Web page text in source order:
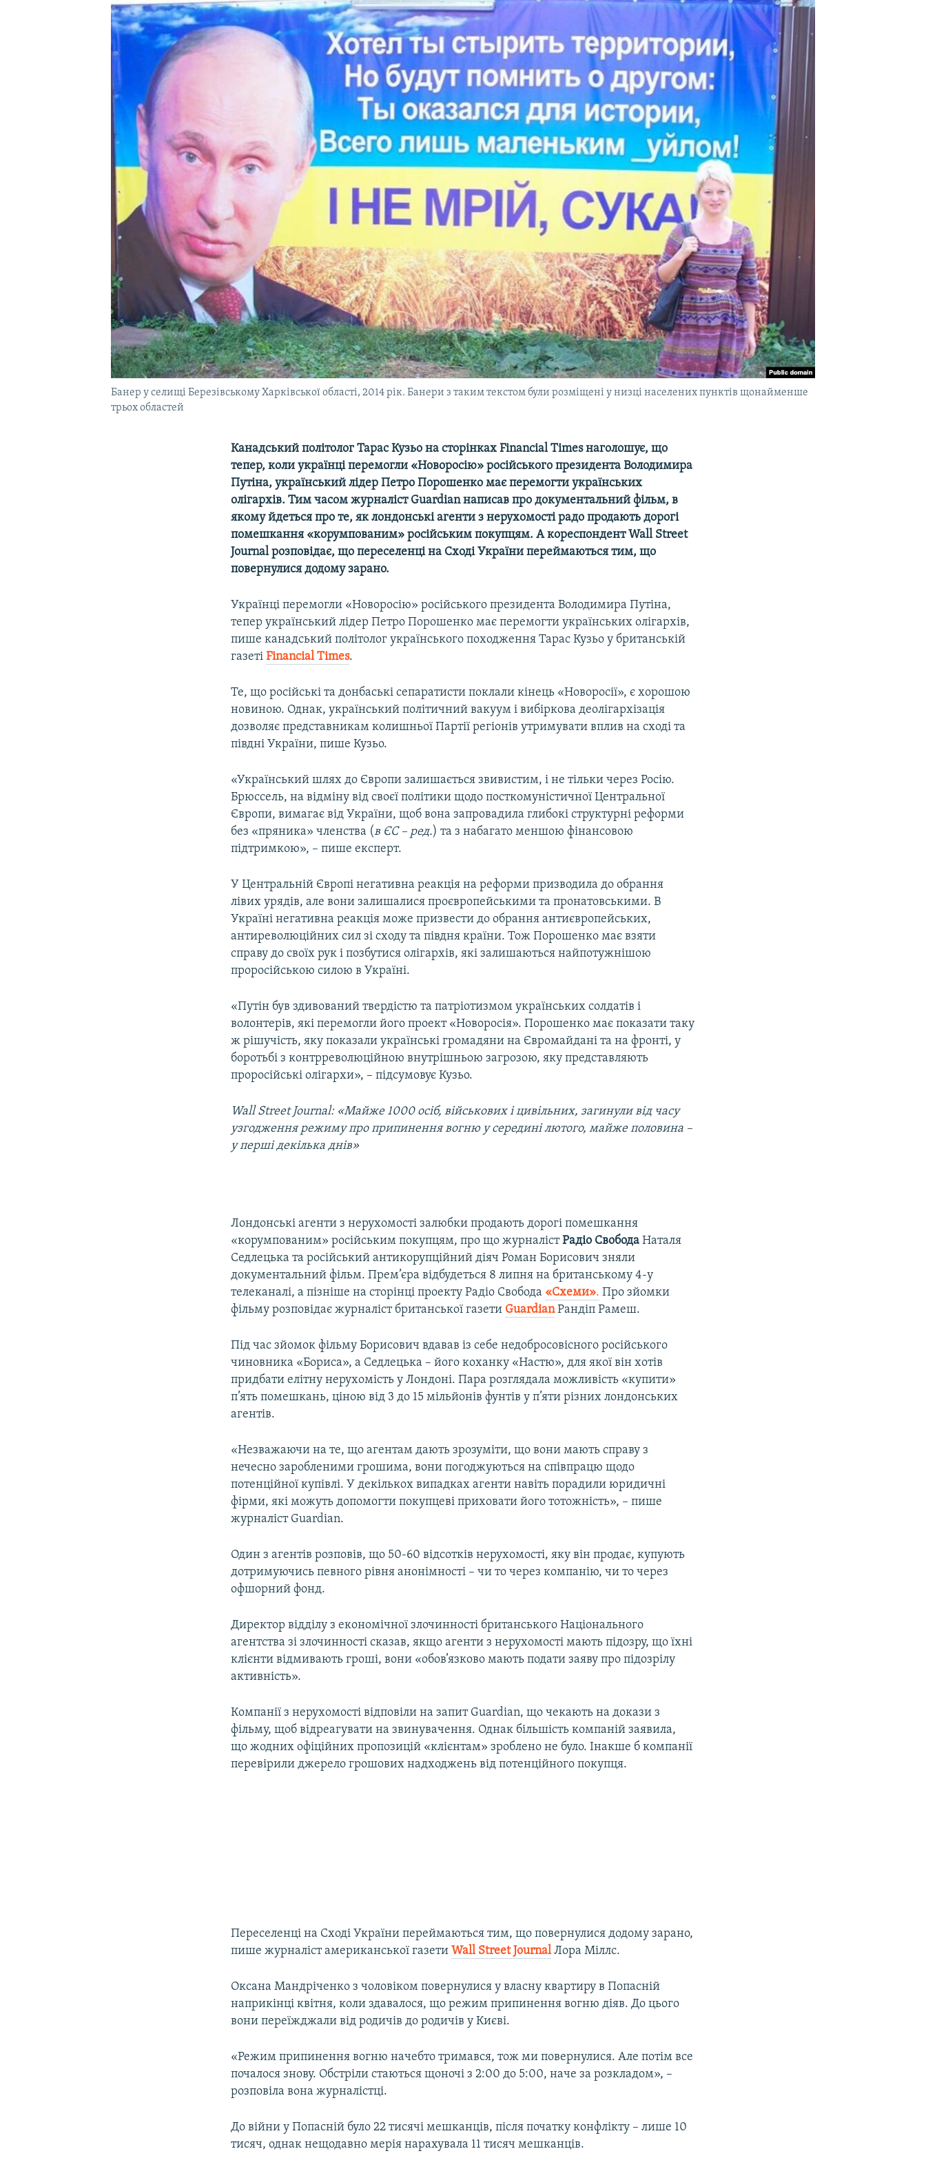
УКРАЇНСЬКА ПРОБЛЕМА КРИМУ
Банер у селищі Березівському Харківської області, 2014 рік. Банери з таким текстом були розміщені у низці населених пунктів щонайменше
трьох областей
Канадський політолог Тарас Кузьо на сторінках Financial Times наголошує, що
тепер, коли українці перемогли «Новоросію» російського президента Володимира
Путіна, український лідер Петро Порошенко має перемогти українських
олігархів. Тим часом журналіст Guardian написав про документальний фільм, в
якому йдеться про те, як лондонські агенти з нерухомості радо продають дорогі
помешкання «корумпованим» російським покупцям. А кореспондент Wall Street
Journal розповідає, що переселенці на Сході України переймаються тим, що
повернулися додому зарано.
Українці перемогли «Новоросію» російського президента Володимира Путіна,
тепер український лідер Петро Порошенко має перемогти українських олігархів,
пише канадський політолог українського походження Тарас Кузьо у британській
газетіFinancial Times.
Те, що російські та донбаські сепаратисти поклали кінець «Новоросії», є хорошою
новиною. Однак, український політичний вакуум і вибіркова деолігархізація
дозволяє представникам колишньої Партії регіонів утримувати вплив на сході та
півдні України, пише Кузьо.
«Український шлях до Європи залишається звивистим, і не тільки через Росію.
Брюссель, на відміну від своєї політики щодо посткомуністичної Центральної
Європи, вимагає від України, щоб вона запровадила глибокі структурні реформи
без «пряника» членства (в ЄС – ред.) та з набагато меншою фінансовою
підтримкою», – пише експерт.
У Центральній Європі негативна реакція на реформи призводила до обрання
лівих урядів, але вони залишалися проєвропейськими та пронатовськими. В
Україні негативна реакція може призвести до обрання антиєвропейських,
антиреволюційних сил зі сходу та півдня країни. Тож Порошенко має взяти
справу до своїх рук і позбутися олігархів, які залишаються найпотужнішою
проросійською силою в Україні.
«Путін був здивований твердістю та патріотизмом українських солдатів і
волонтерів, які перемогли його проект «Новоросія». Порошенко має показати таку
ж рішучість, яку показали українські громадяни на Євромайдані та на фронті, у
боротьбі з контрреволюційною внутрішньою загрозою, яку представляють
проросійські олігархи», – підсумовує Кузьо.
Wall Street Journal: «Майже 1000 осіб, військових і цивільних, загинули від часу
узгодження режиму про припинення вогню у середині лютого, майже половина –
у перші декілька днів»
Лондонські агенти з нерухомості залюбки продають дорогі помешкання
«корумпованим» російським покупцям, про що журналістРадіо СвободаНаталя
Седлецька та російський антикорупційний діяч Роман Борисович зняли
документальний фільм. Прем’єра відбудеться 8 липня на британському 4-у
телеканалі, а пізніше на сторінці проекту Радіо Свобода «Схеми». Про зйомки
фільму розповідає журналіст британської газети GuardianРандіп Рамеш.
Під час зйомок фільму Борисович вдавав із себе недобросовісного російського
чиновника «Бориса», а Седлецька – його коханку «Настю», для якої він хотів
придбати елітну нерухомість у Лондоні. Пара розглядала можливість «купити»
п’ять помешкань, ціною від 3 до 15 мільйонів фунтів у п’яти різних лондонських
агентів.
«Незважаючи на те, що агентам дають зрозуміти, що вони мають справу з
нечесно заробленими грошима, вони погоджуються на співпрацю щодо
потенційної купівлі. У декількох випадках агенти навіть порадили юридичні
фірми, які можуть допомогти покупцеві приховати його тотожність», – пише
журналіст Guardian.
Один з агентів розповів, що 50-60 відсотків нерухомості, яку він продає, купують
дотримуючись певного рівня анонімності – чи то через компанію, чи то через
офшорний фонд.
Директор відділу з економічної злочинності британського Національного
агентства зі злочинності сказав, якщо агенти з нерухомості мають підозру, що їхні
клієнти відмивають гроші, вони «обов’язково мають подати заяву про підозрілу
активність».
Компанії з нерухомості відповіли на запит Guardian, що чекають на докази з
фільму, щоб відреагувати на звинувачення. Однак більшість компаній заявила,
що жодних офіційних пропозицій «клієнтам» зроблено не було. Інакше б компанії
перевірили джерело грошових надходжень від потенційного покупця.
Переселенці на Сході України переймаються тим, що повернулися додому зарано,
пише журналіст американської газетиWall Street JournalЛора Міллс.
Оксана Мандріченко з чоловіком повернулися у власну квартиру в Попасній
наприкінці квітня, коли здавалося, що режим припинення вогню діяв. До цього
вони переїжджали від родичів до родичів у Києві.
«Режим припинення вогню начебто тримався, тож ми повернулися. Але потім все
почалося знову. Обстріли стаються щоночі з 2:00 до 5:00, наче за розкладом», –
розповіла вона журналістці.
До війни у Попасній було 22 тисячі мешканців, після початку конфлікту – лише 10
тисяч, однак нещодавно мерія нарахувала 11 тисяч мешканців.